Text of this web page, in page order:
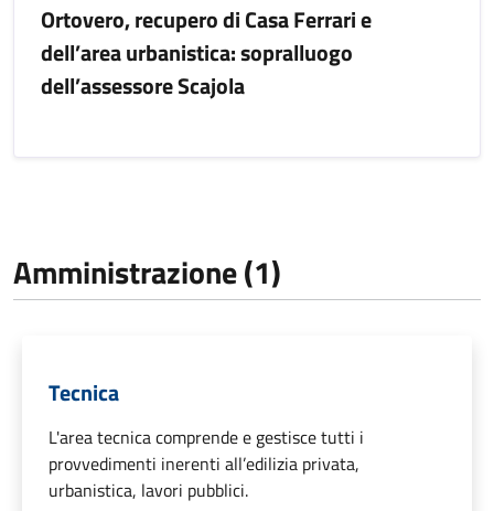
Ortovero, recupero di Casa Ferrari e
dell’area urbanistica: sopralluogo
dell’assessore Scajola
Amministrazione (1)
Tecnica
L'area tecnica comprende e gestisce tutti i
provvedimenti inerenti all’edilizia privata,
urbanistica, lavori pubblici.